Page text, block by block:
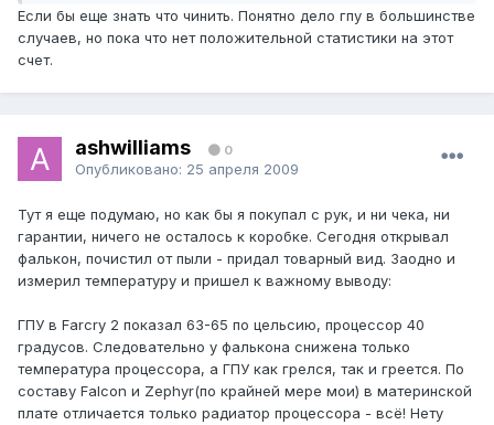
Если бы еще знать что чинить. Понятно дело гпу в большинстве
случаев, но пока что нет положительной статистики на этот
счет.
ashwilliams 0
Опубликовано: 25 апреля 2009
Тут я еще подумаю, но как бы я покупал с рук, и ни чека, ни
гарантии, ничего не осталось к коробке. Сегодня открывал
фалькон, почистил от пыли - придал товарный вид. Заодно и
измерил температуру и пришел к важному выводу:
ГПУ в Farcry 2 показал 63-65 по цельсию, процессор 40
градусов. Следовательно у фалькона снижена только
температура процессора, а ГПУ как грелся, так и греется. По
составу Falcon и Zephyr(по крайней мере мои) в материнской
плате отличается только радиатор процессора - всё! Нету